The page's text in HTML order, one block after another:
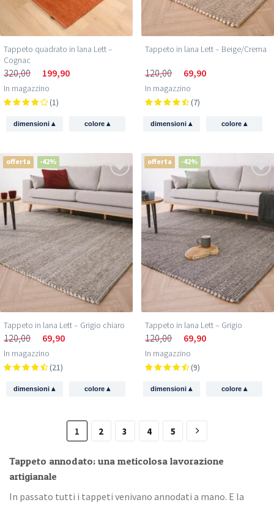
Tappeto quadrato in lana Lett –
Cognac
320,00 199,90
In magazzino
(1)
dimensioni▴ colore ▴
Tappeto in lana Lett – Beige/Crema
120,00 69,90
In magazzino
(7)
dimensioni▴ colore ▴
offerta -42%
Tappeto in lana Lett – Grigio chiaro
120,00 69,90
In magazzino
(21)
dimensioni▴ colore ▴
offerta -42%
Tappeto in lana Lett – Grigio
120,00 69,90
In magazzino
(9)
dimensioni▴ colore ▴
1 2 3 4 5
Tappeto annodato; una meticolosa lavorazione
artigianale
In passato tutti i tappeti venivano annodati a mano. E la